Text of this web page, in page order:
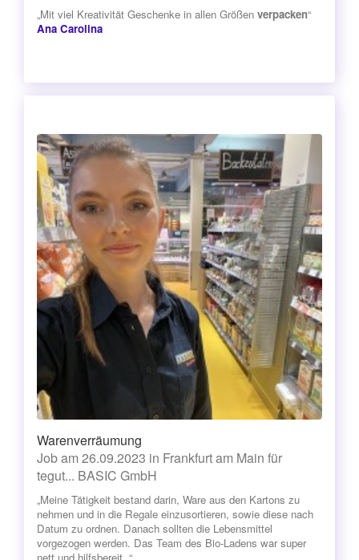
„Mit viel Kreativität Geschenke in allen Größen verpacken“
Ana Carolina
Warenverräumung
Job am 26.09.2023 in Frankfurt am Main für
tegut... BASIC GmbH
„Meine Tätigkeit bestand darin, Ware aus den Kartons zu
nehmen und in die Regale einzusortieren, sowie diese nach
Datum zu ordnen. Danach sollten die Lebensmittel
vorgezogen werden. Das Team des Bio-Ladens war super